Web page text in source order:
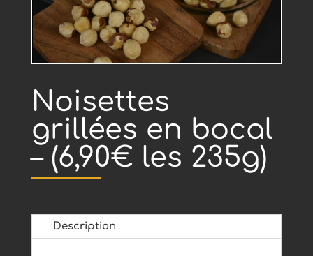
Noisettes
grillées en bocal
– (6,90€ les 235g)
Description